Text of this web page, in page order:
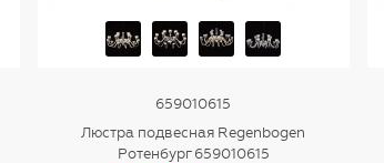
659010615
Люстра подвесная Regenbogen
Ротенбург 659010615